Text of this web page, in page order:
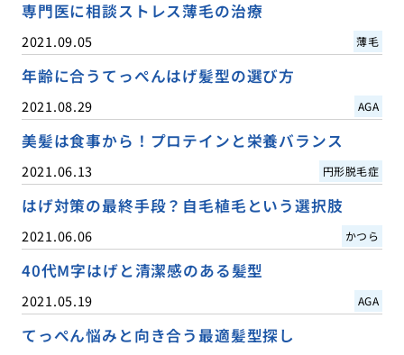
専門医に相談ストレス薄毛の治療
2021.09.05 薄毛
年齢に合うてっぺんはげ髪型の選び方
2021.08.29 AGA
美髪は食事から！プロテインと栄養バランス
2021.06.13 円形脱毛症
はげ対策の最終手段？自毛植毛という選択肢
2021.06.06 かつら
40代M字はげと清潔感のある髪型
2021.05.19 AGA
てっぺん悩みと向き合う最適髪型探し